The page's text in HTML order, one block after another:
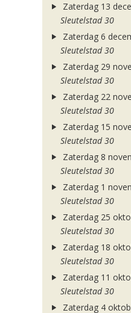
Zaterdag 13
Sleutelstad 30
Zaterdag 6
Sleutelstad 30
Zaterdag 29
Sleutelstad 30
Zaterdag 22
Sleutelstad 30
Zaterdag 15
Sleutelstad 30
Zaterdag 8
Sleutelstad 30
Zaterdag 1
Sleutelstad 30
Zaterdag 25
Sleutelstad 30
Zaterdag 18
Sleutelstad 30
Zaterdag 11
Sleutelstad 30
Zaterdag 4